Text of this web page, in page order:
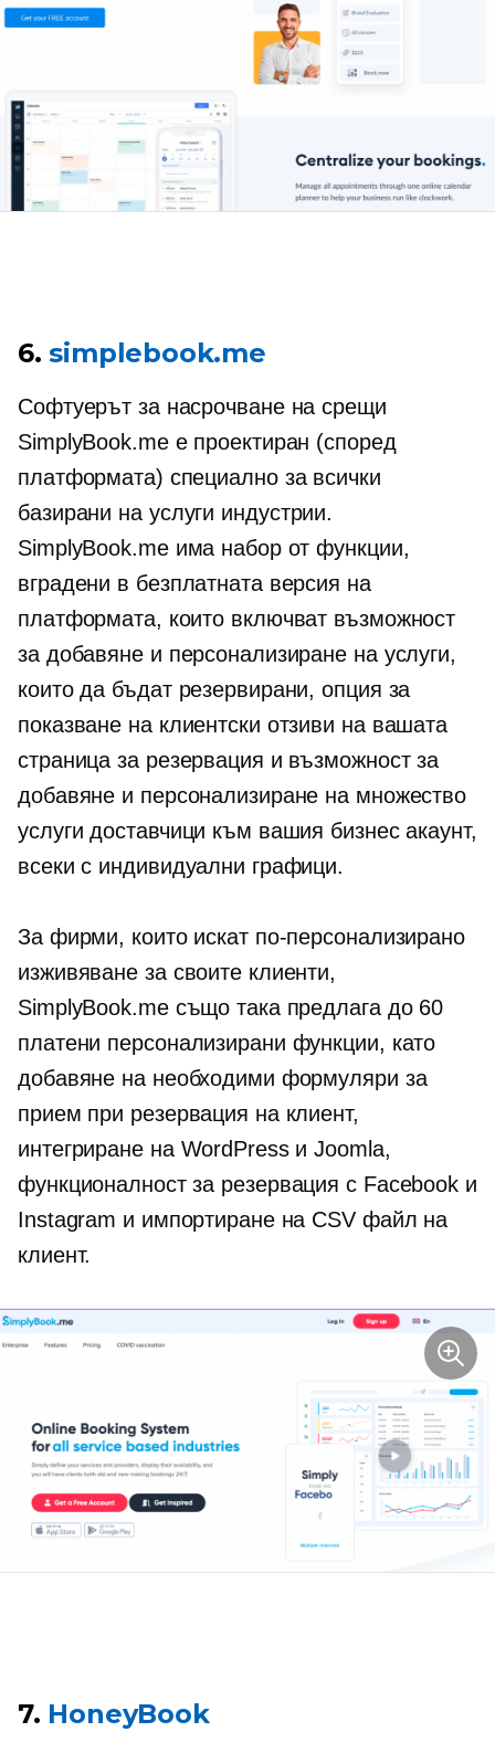
6.simplebook.me
Софтуерът за насрочване на срещи
SimplyBook.me е проектиран (според
платформата) специално за всички
базирани на услуги индустрии.
SimplyBook.me има набор от функции,
вградени в безплатната версия на
платформата, които включват възможност
за добавяне и персонализиране на услуги,
които да бъдат резервирани, опция за
показване на клиентски отзиви на вашата
страница за резервация и възможност за
добавяне и персонализиране на множество
услуги доставчици към вашия бизнес акаунт,
всеки с индивидуални графици.
За фирми, които искат по-персонализирано
изживяване за своите клиенти,
SimplyBook.me също така предлага до 60
платени персонализирани функции, като
добавяне на необходими формуляри за
прием при резервация на клиент,
интегриране на WordPress и Joomla,
функционалност за резервация с Facebook и
Instagram и импортиране на CSV файл на
клиент.
7. HoneyBook